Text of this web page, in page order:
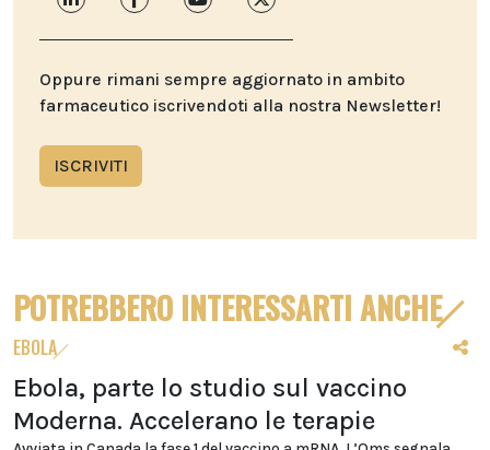
Oppure rimani sempre aggiornato in ambito
farmaceutico iscrivendoti alla nostra Newsletter!
ISCRIVITI
POTREBBERO INTERESSARTI ANCHE
EBOLA
Ebola, parte lo studio sul vaccino
Moderna. Accelerano le terapie